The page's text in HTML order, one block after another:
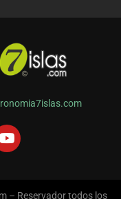
– Reservador todos los